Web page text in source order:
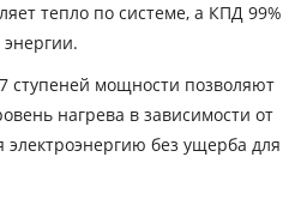
тепло по системе, а КПД 99%
ступеней мощности позволяют
нагрева в зависимости от
электроэнергию без ущерба для